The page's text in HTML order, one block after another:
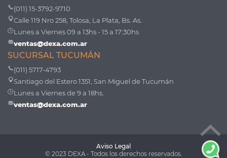
(011) 15-3792-9710
Calle 119 Nro 258, Tolosa, La Plata, Bs. As.
Lunes a Viernes 09 a 13hs - 15 a 17:30hs
ventas@dexa.com.ar
SUCURSAL TUCUMÁN
(011) 5717-4793
Santiago del Estero 1351, San Miguel de Tucumán
Lunes a Viernes de 9 a 18hs.
ventas@dexa.com.ar
Aviso Legal
© 2023 DEXA - Todos los derechos reservados.